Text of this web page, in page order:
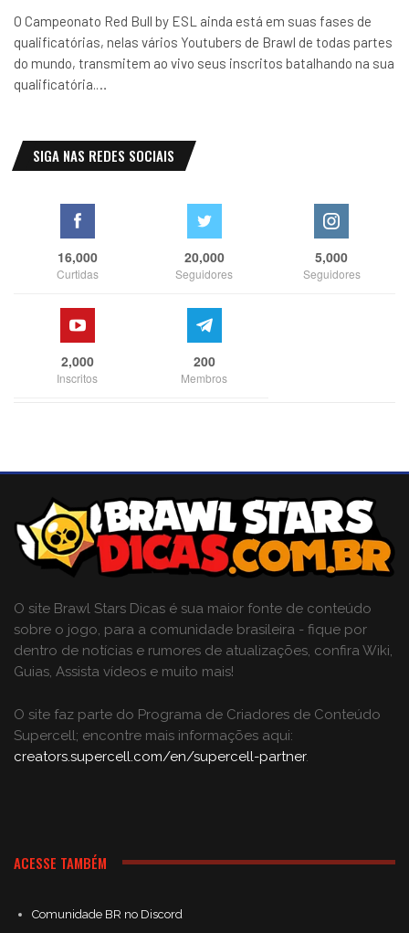
O Campeonato Red Bull by ESL ainda está em suas fases de
qualificatórias, nelas vários Youtubers de Brawl de todas partes
do mundo, transmitem ao vivo seus inscritos batalhando na sua
qualificatória.…
SIGA NAS REDES SOCIAIS
16,000
Curtidas
20,000
Seguidores
5,000
Seguidores
2,000
Inscritos
200
Membros
O site Brawl Stars Dicas é sua maior fonte de conteúdo
sobre o jogo, para a comunidade brasileira - fique por
dentro de notícias e rumores de atualizações, confira Wiki,
Guias, Assista vídeos e muito mais!
O site faz parte do Programa de Criadores de Conteúdo
Supercell; encontre mais informações aqui:
creators.supercell.com/en/supercell-partner.
ACESSE TAMBÉM
Comunidade BR no Discord